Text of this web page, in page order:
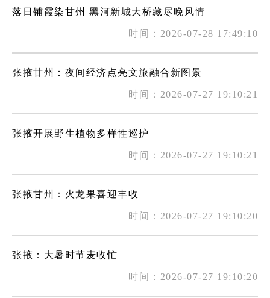
落日铺霞染甘州 黑河新城大桥藏尽晚风情
时间：2026-07-28 17:49:10
张掖甘州：夜间经济点亮文旅融合新图景
时间：2026-07-27 19:10:21
张掖开展野生植物多样性巡护
时间：2026-07-27 19:10:21
张掖甘州：火龙果喜迎丰收
时间：2026-07-27 19:10:20
张掖：大暑时节麦收忙
时间：2026-07-27 19:10:20